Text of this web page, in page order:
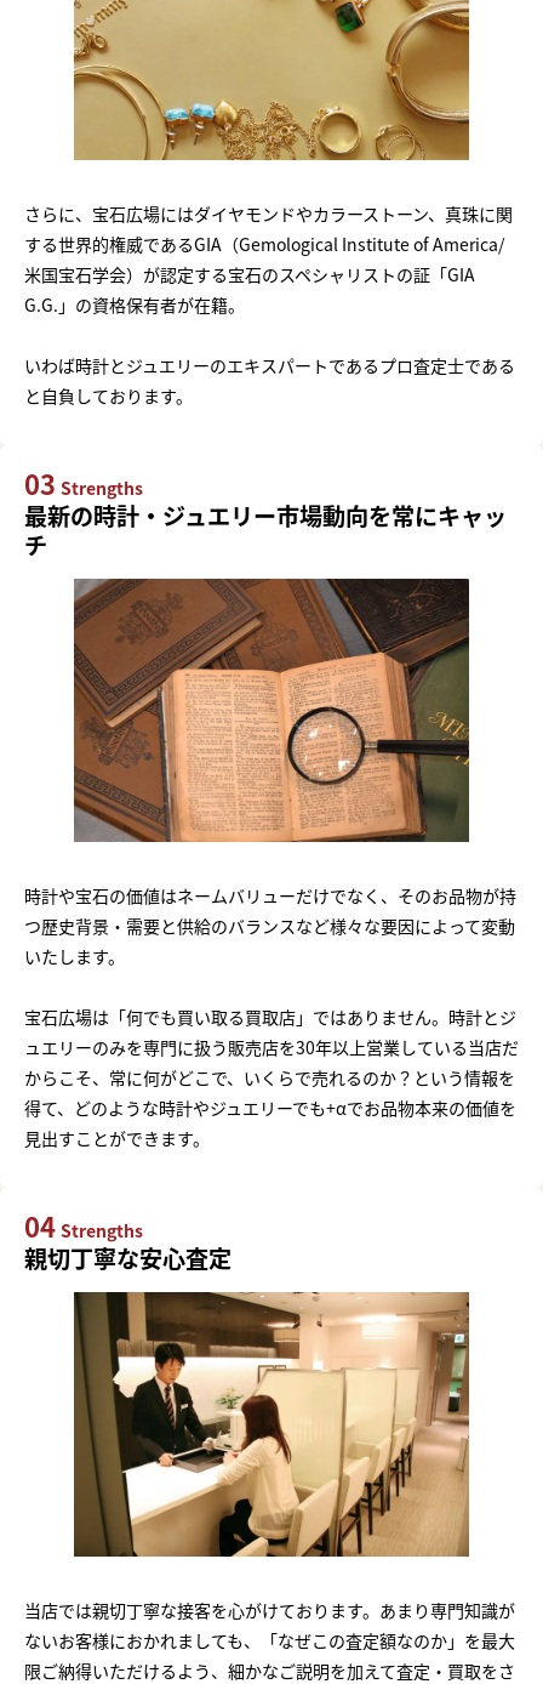
さらに、宝石広場にはダイヤモンドやカラーストーン、真珠に関
する世界的権威であるGIA（Gemological Institute of America/
米国宝石学会）が認定する宝石のスペシャリストの証「GIA
G.G.」の資格保有者が在籍。
いわば時計とジュエリーのエキスパートであるプロ査定士である
と自負しております。
03 Strengths
最新の時計・ジュエリー市場動向を常にキャッ
チ
時計や宝石の価値はネームバリューだけでなく、そのお品物が持
つ歴史背景・需要と供給のバランスなど様々な要因によって変動
いたします。
宝石広場は「何でも買い取る買取店」ではありません。時計とジ
ュエリーのみを専門に扱う販売店を30年以上営業している当店だ
からこそ、常に何がどこで、いくらで売れるのか？という情報を
得て、どのような時計やジュエリーでも+αでお品物本来の価値を
見出すことができます。
04 Strengths
親切丁寧な安心査定
当店では親切丁寧な接客を心がけております。あまり専門知識が
ないお客様におかれましても、「なぜこの査定額なのか」を最大
限ご納得いただけるよう、細かなご説明を加えて査定・買取をさ